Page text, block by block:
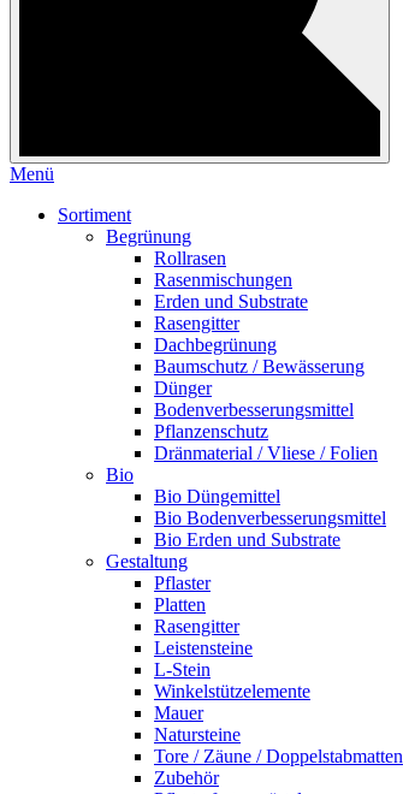
Menü
Sortiment
Begrünung
Rollrasen
Rasenmischungen
Erden und Substrate
Rasengitter
Dachbegrünung
Baumschutz / Bewässerung
Dünger
Bodenverbesserungsmittel
Pflanzenschutz
Dränmaterial / Vliese / Folien
Bio
Bio Düngemittel
Bio Bodenverbesserungsmittel
Bio Erden und Substrate
Gestaltung
Pflaster
Platten
Rasengitter
Leistensteine
L-Stein
Winkelstützelemente
Mauer
Natursteine
Tore / Zäune / Doppelstabmatten
Zubehör